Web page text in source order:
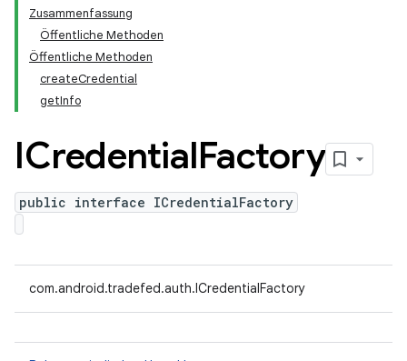
Zusammenfassung
Öffentliche Methoden
Öffentliche Methoden
createCredential
getInfo
ICredentialFactory
public interface ICredentialFactory
com.android.tradefed.auth.ICredentialFactory